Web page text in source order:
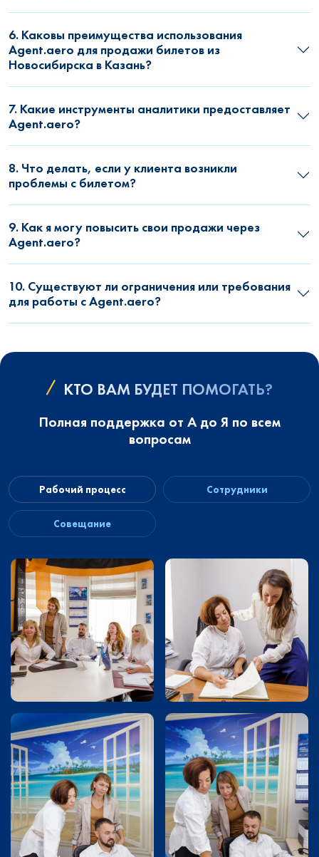
6. Каковы преимущества использования
Agent.aero для продажи билетов из
Новосибирска в Казань?
7. Какие инструменты аналитики предоставляет
Agent.aero?
8. Что делать, если у клиента возникли
проблемы с билетом?
9. Как я могу повысить свои продажи через
Agent.aero?
10. Существуют ли ограничения или требования
для работы с Agent.aero?
КТО ВАМ БУДЕТ ПОМОГАТЬ?
Полная поддержка от А до Я по всем
вопросам
Рабочий процесс Сотрудники
Совещание